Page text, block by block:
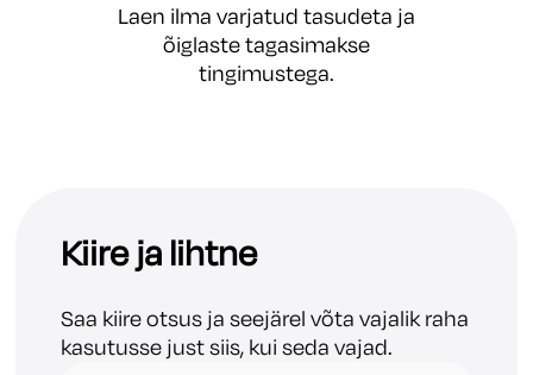
Laen ilma varjatud tasudeta ja
õiglaste tagasimakse
tingimustega.
Kiire ja lihtne
Saa kiire otsus ja seejärel võta vajalik raha
kasutusse just siis, kui seda vajad.